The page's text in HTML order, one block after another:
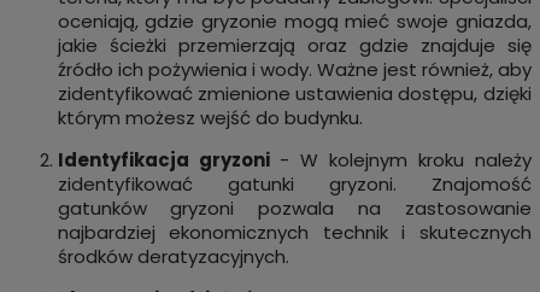
oceniają, gdzie gryzonie mogą mieć swoje gniazda,
jakie ścieżki przemierzają oraz gdzie znajduje się
źródło ich pożywienia i wody. Ważne jest również, aby
zidentyfikować zmienione ustawienia dostępu, dzięki
którym możesz wejść do budynku.
Identyfikacja gryzoni - W kolejnym kroku należy
zidentyfikować gatunki gryzoni. Znajomość
gatunków gryzoni pozwala na zastosowanie
najbardziej ekonomicznych technik i skutecznych
środków deratyzacyjnych.